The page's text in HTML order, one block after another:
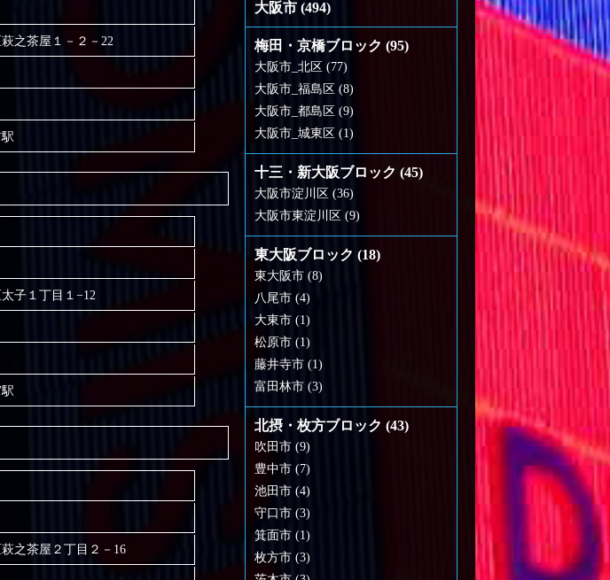
之茶屋１－２－22
子１丁目１−12
之茶屋２丁目２－16
大阪市 (494)
梅田・京橋ブロック (95)
大阪市_北区 (77)
大阪市_福島区 (8)
大阪市_都島区 (9)
大阪市_城東区 (1)
十三・新大阪ブロック (45)
大阪市淀川区 (36)
大阪市東淀川区 (9)
東大阪ブロック (18)
東大阪市 (8)
八尾市 (4)
大東市 (1)
松原市 (1)
藤井寺市 (1)
富田林市 (3)
北摂・枚方ブロック (43)
吹田市 (9)
豊中市 (7)
池田市 (4)
守口市 (3)
箕面市 (1)
枚方市 (3)